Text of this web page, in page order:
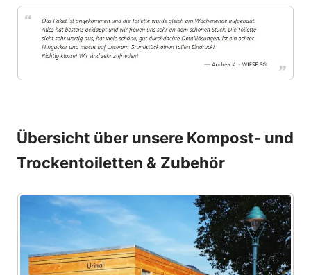
Übersicht über unsere Kompost- und
Trockentoiletten & Zubehör